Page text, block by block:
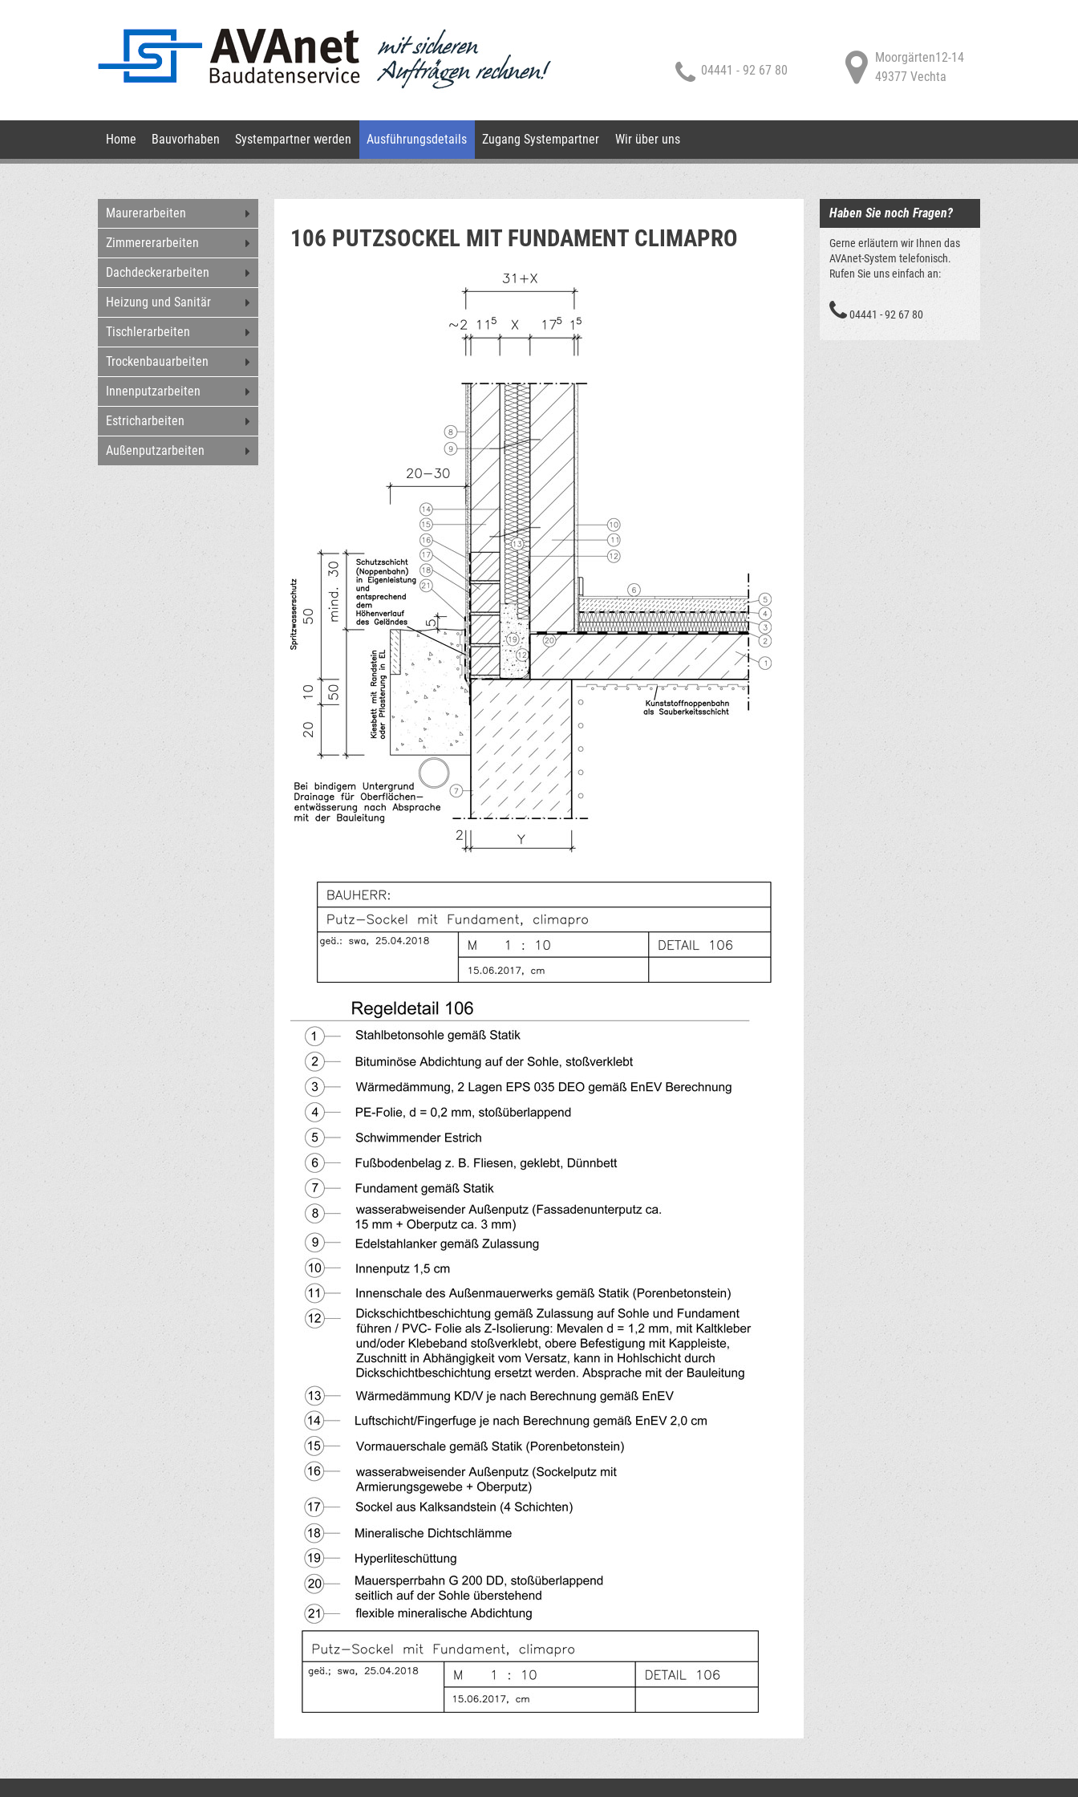
04441 - 92 67 80
Moorgärten12-14
49377 Vechta
Navigation
Home Bauvorhaben Systempartner werden Ausführungsdetails Zugang Systempartner Wir über uns
106 PUTZSOCKEL MIT FUNDAMENT CLIMAPRO
Navigation
überspringen
Maurerarbeiten
Zimmererarbeiten
Dachdeckerarbeiten
Heizung und Sanitär
Tischlerarbeiten
Trockenbauarbeiten
Innenputzarbeiten
Estricharbeiten
Außenputzarbeiten
Haben Sie noch Fragen?
Gerne erläutern wir Ihnen das
AVAnet-System telefonisch.
Rufen Sie uns einfach an:
04441 - 92 67 80